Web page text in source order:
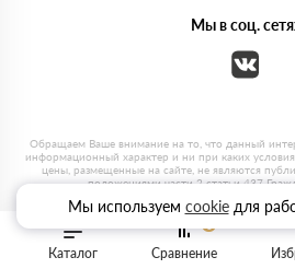
Каталог Сравнение
Мы в соц.
Мы используем cookieдля